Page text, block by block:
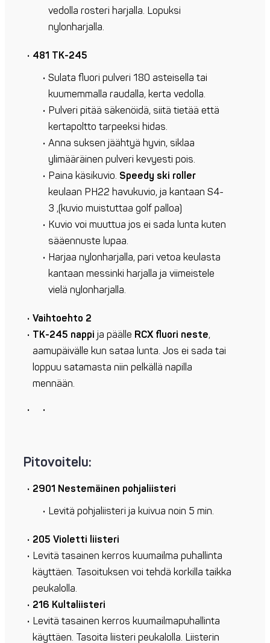
vedolla rosteri harjalla. Lopuksi
nylonharjalla.
481 TK-245
Sulata fluori pulveri 180 asteisella tai
kuumemmalla raudalla, kerta vedolla.
Pulveri pitää säkenöidä, siitä tietää että
kertapoltto tarpeeksi hidas.
Anna suksen jäähtyä hyvin, siklaa
ylimääräinen pulveri kevyesti pois.
Paina käsikuvio. Speedy ski roller
keulaan PH22 havukuvio, ja kantaan S4-
3 ,(kuvio muistuttaa golf palloa)
Kuvio voi muuttua jos ei sada lunta kuten
sääennuste lupaa.
Harjaa nylonharjalla, pari vetoa keulasta
kantaan messinki harjalla ja viimeistele
vielä nylonharjalla.
Vaihtoehto 2
TK-245 nappi ja päälle RCX fluori neste,
aamupäivälle kun sataa lunta. Jos ei sada tai
loppuu satamasta niin pelkällä napilla
mennään.
Pitovoitelu:
2901 Nestemäinen pohjaliisteri
Levitä pohjaliisteri ja kuivua noin 5 min.
205 Violetti liisteri
Levitä tasainen kerros kuumailma puhallinta
käyttäen. Tasoituksen voi tehdä korkilla taikka
peukalolla.
216 Kultaliisteri
Levitä tasainen kerros kuumailmapuhallinta
käyttäen. Tasoita liisteri peukalolla. Liisterin